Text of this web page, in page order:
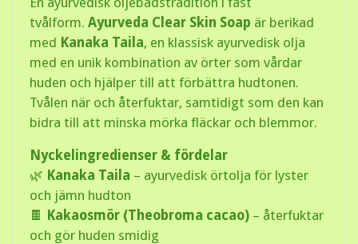
tvålform. Ayurveda Clear Skin Soap är berikad
med Kanaka Taila, en klassisk ayurvedisk olja
med en unik kombination av örter som vårdar
huden och hjälper till att förbättra hudtonen.
Tvålen när och återfuktar, samtidigt som den kan
bidra till att minska mörka fläckar och blemmor.
Nyckelingredienser & fördelar
🌿 Kanaka Taila – ayurvedisk örtolja för lyster
och jämn hudton
🍫 Kakaosmör (Theobroma cacao) – återfuktar
och gör huden smidig